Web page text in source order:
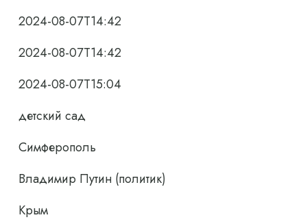
2024-08-07T14:42
2024-08-07T14:42
2024-08-07T15:04
детский сад
Симферополь
Владимир Путин (политик)
Крым